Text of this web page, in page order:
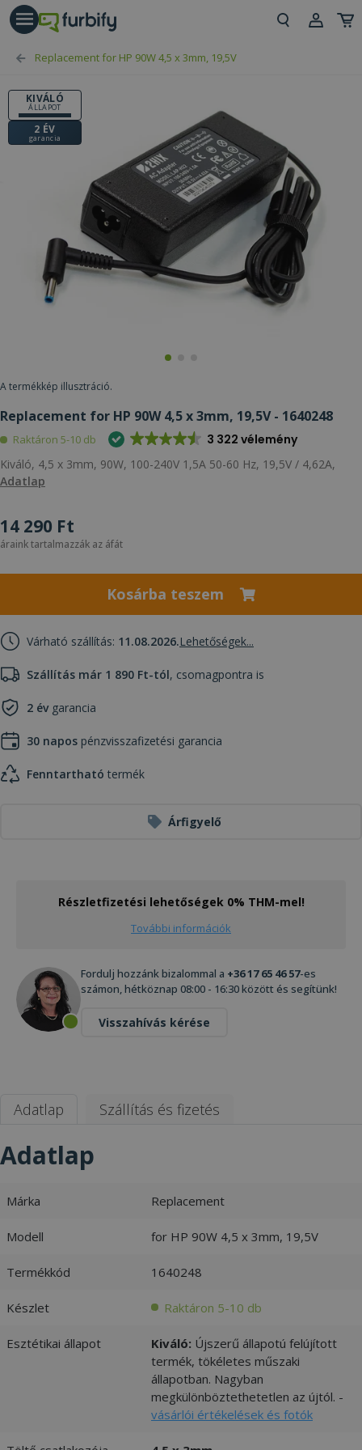
Replacement for HP 90W 4,5 x 3mm, 19,5V
KIVÁLÓ
ÁLLAPOT
2 ÉV
garancia
A termékkép illusztráció.
Replacement for HP 90W 4,5 x 3mm, 19,5V - 1640248
Raktáron 5-10 db 3 322 vélemény
Kiváló, 4,5 x 3mm, 90W, 100-240V 1,5A 50-60 Hz, 19,5V / 4,62A,
Adatlap
14 290 Ft
áraink tartalmazzák az áfát
Kosárba teszem
Várható szállítás: 11.08.2026.Lehetőségek...
Szállítás már 1 890 Ft-tól, csomagpontra is
2 évgarancia
30 napos pénzvisszafizetési garancia
Fenntartható termék
Árfigyelő
Részletfizetési lehetőségek 0% THM-mel!
További információk
Fordulj hozzánk bizalommal a +36 17 65 46 57-es
számon, hétköznap 08:00 - 16:30 között és segítünk!
Visszahívás kérése
Adatlap Szállítás és fizetés
Adatlap
Márka Replacement
Modell for HP 90W 4,5 x 3mm, 19,5V
Termékkód 1640248
Készlet Raktáron 5-10 db
Esztétikai állapot Kiváló: Újszerű állapotú felújított
termék, tökéletes műszaki
állapotban. Nagyban
megkülönböztethetetlen az újtól. -
vásárlói értékelések és fotók
gomb